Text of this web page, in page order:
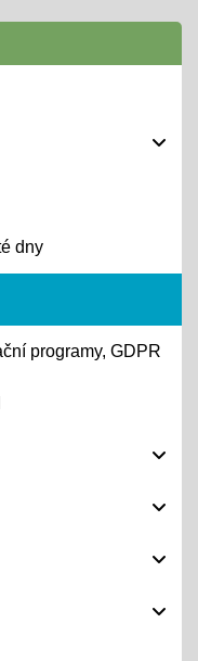
dny
programy, GDPR